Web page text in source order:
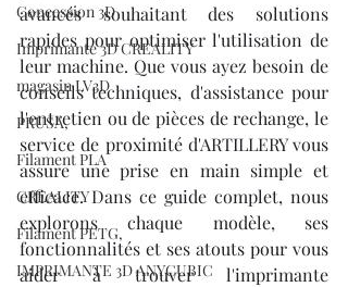
Concession 3D
Imprimante 3D CREALITY
magasin LV3D
PRUSA,
Filament PLA
CREALITY
Filament PETG,
IMPRIMANTE 3D ANYCUBIC
avancés souhaitant des solutions
rapides pour optimiser l'utilisation de
leur machine. Que vous ayez besoin de
conseils techniques, d'assistance pour
l'entretien ou de pièces de rechange, le
service de proximité d'ARTILLERY vous
assure une prise en main simple et
efficace. Dans ce guide complet, nous
explorons chaque modèle, ses
fonctionnalités et ses atouts pour vous
aider à trouver l'imprimante